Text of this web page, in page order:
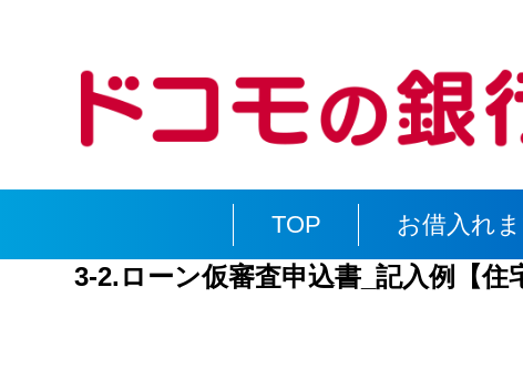
TOP お借入れ
3-2.ローン仮審査申込書_記入例【